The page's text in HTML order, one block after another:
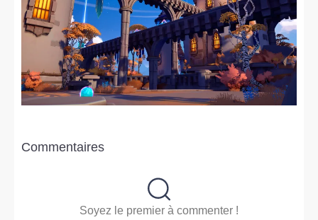
Commentaires
Soyez le premier à commenter !